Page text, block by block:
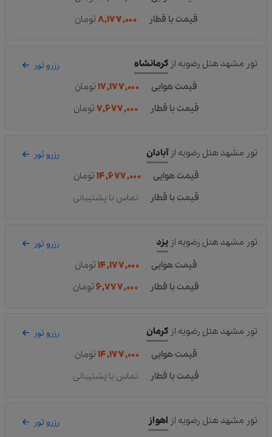
قیمت با قطار
۸,۱۷۷,۰۰۰ تومان
تور مشهد هتل رضویه از کرمانشاه رزرو تور
قیمت هوایی ۱۷,۱۷۷,۰۰۰ تومان
قیمت با قطار
۷,۶۷۷,۰۰۰ تومان
تور مشهد هتل رضویه ازآبادان رزرو تور
قیمت هوایی ۱۴,۶۷۷,۰۰۰ تومان
قیمت با قطار
تماس با پشتیبانی
تور مشهد هتل رضویه از یزد رزرو تور
قیمت هوایی ۱۴,۱۷۷,۰۰۰ تومان
قیمت با قطار
۶,۷۷۷,۰۰۰ تومان
تور مشهد هتل رضویه از کرمان رزرو تور
قیمت هوایی ۱۴,۱۷۷,۰۰۰ تومان
قیمت با قطار
تماس با پشتیبانی
تور مشهد هتل رضویه از اهواز رزرو تور